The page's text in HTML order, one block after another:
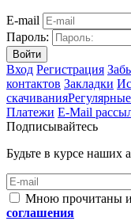
E-mail
Пароль:
Вход Регистрация
контактов Закладки
скачивания
Платежи E-Mail
Подписывайтесь
Будьте в курсе наших
Мною прочитаны и
соглашения